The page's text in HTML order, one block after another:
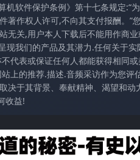
机软件保护条例》第十七条规定
著作权人许可,不向其支付报酬。
无关,用户本人下载后不能用作商
现我们的产品及其潜力.任何关于
代表或保证任何人都能获得相同
上的推荐.描述.音频采访作为您
决于其背景、奉献精神、渴望和
收益!